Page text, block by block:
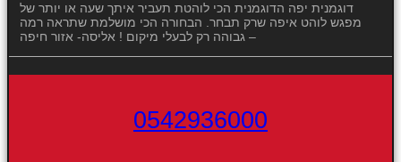
דוגמנית יפה הדוגמנית הכי לוהטת תעביר איתך שעה או יותר של
מפגש לוהט איפה שרק תבחר. הבחורה הכי מושלמת שתראה רמה
גבוהה רק לבעלי מיקום ! אליסה- אזור חיפה –
0542936000